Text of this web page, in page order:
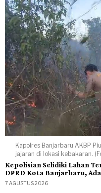
Kapolres Banjarbaru AKBP
jajaran di lokasi kebakaran.
Kepolisian Selidiki Lahan
DPRD Kota Banjarbaru,
7 AGUSTUS 2026